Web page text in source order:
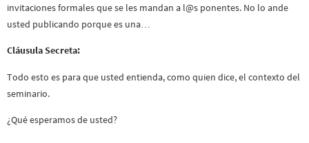
invitaciones formales que se les mandan a l@s ponentes. No lo ande
usted publicando porque es una…
Cláusula Secreta:
Todo esto es para que usted entienda, como quien dice, el contexto del
seminario.
¿Qué esperamos de usted?